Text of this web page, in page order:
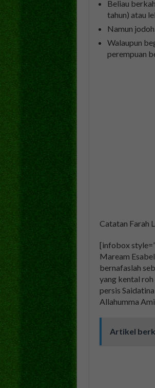
Beliau
tahun) atau
Namun
Walaupun
perempuan
Catatan Farah
[infobox
Maream
bernafaslah
yang kental roh
persis
Allahumma
Artikel